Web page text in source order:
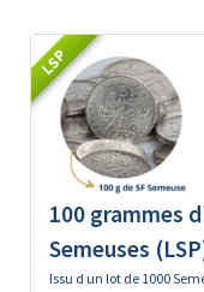
LSP
100 grammes
Semeuses
Issu d un lot de 1000